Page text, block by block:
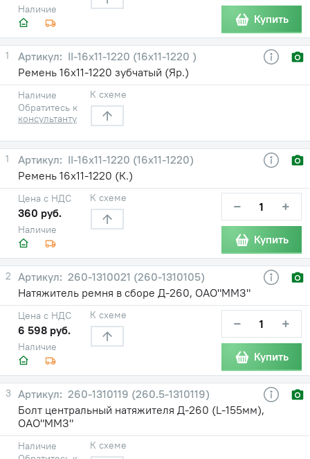
Наличие
Купить
1
II-16х11-1220 (16х11-1220 )
Ремень 16х11-1220 зубчатый (Яр.)
Наличие
Обратитесь к
консультанту
К схеме
1
II-16х11-1220 (16х11-1220)
Ремень 16х11-1220 (К.)
Наличие
Цена с НДС
360 руб.
К схеме − +
Купить
2
260-1310021 (260-1310105)
Натяжитель ремня в сборе Д-260, ОАО"ММЗ"
Наличие
Цена с НДС
6 598 руб.
К схеме − +
Купить
3
260-1310119 (260.5-1310119)
Болт центральный натяжителя Д-260 (L-155мм),
ОАО"ММЗ"
Наличие
К схеме